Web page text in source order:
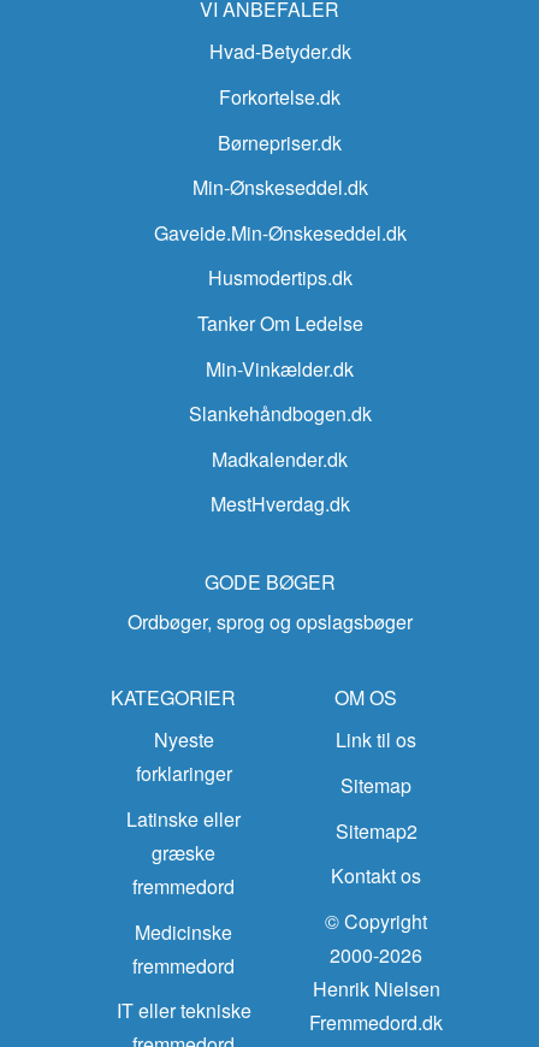
VI ANBEFALER
Hvad-Betyder.dk
Forkortelse.dk
Børnepriser.dk
Min-Ønskeseddel.dk
Gaveide.Min-Ønskeseddel.dk
Husmodertips.dk
Tanker Om Ledelse
Min-Vinkælder.dk
Slankehåndbogen.dk
Madkalender.dk
MestHverdag.dk
GODE BØGER
Ordbøger, sprog og opslagsbøger
KATEGORIER
Nyeste
forklaringer
Latinske eller
græske
fremmedord
Medicinske
fremmedord
IT eller tekniske
OM OS
Link til os
Sitemap
Sitemap2
Kontakt os
© Copyright
2000-2026
Henrik Nielsen
Fremmedord.dk